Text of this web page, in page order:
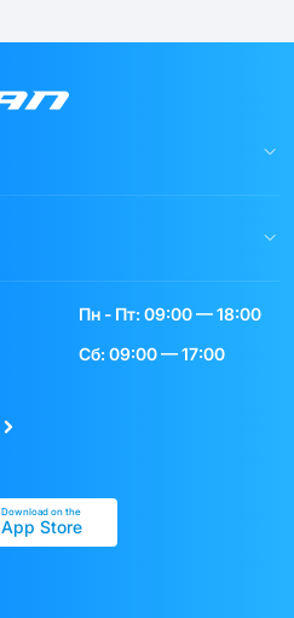
Пн - Пт: 09:00 — 18:00
Сб: 09:00 — 17:00
Download on the
App Store